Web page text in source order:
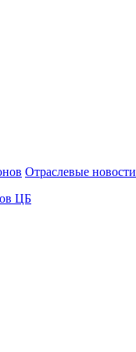
Отраслевые новости
ЦБ